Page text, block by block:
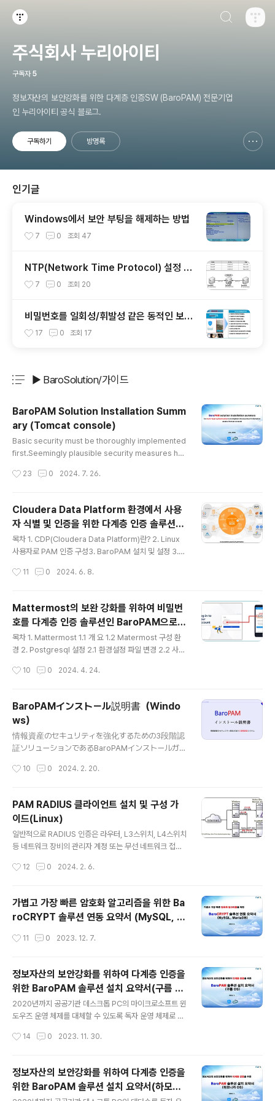
주식회사 누리아이티
구독자 5
정보자산의 보안강화를 위한 다계층 인증SW (BaroPAM) 전문기업
인 누리아이티 공식 블로그.
구독하기 방명록
인기글
Windows에서 보안 부팅을 해제하는 방법
7 0 조회 47
NTP(Network Time Protocol) 설정 가
이드
7 0 조회 20
비밀번호를 일회성/휘발성 같은 동적인 보안
솔루션으로 대체 했을 때 이점
17 0 조회 17
▶ BaroSolution/가이드
BaroPAM Solution Installation Summ
ary (Tomcat console)
Basic security must be thoroughly implemented
first.Seemingly plausible security measures hav
s that 85% of major infrastructure attacks occur
onal authentication), and the principle of least pr
ivilege. (2024 IBM Report) According to Micros
oft research,..
23 0 2024. 7. 26.
Cloudera Data Platform 환경에서 사용
자 식별 및 인증을 위한 다계층 인증 솔루션인
BaroPAM 솔루션의 적용 가이드
목차 1. CDP(Cloudera Data Platform)란? 2. Linux
사용자로 PAM 인증 구성3. BaroPAM 설치 및 설정 3.1
다운로드 3.3 BaroPAM 환경 설정 파일 생성 3.4 NTP
5.1 신규 사용자 생성 5.2 BaroPAM 환경 설정 파일 생성
5.3 Cloudera Manager 접속 테스트6. BaroPAM 적
용6.1 BaroPAM 적용 프로세스 6.2 BaroPAM 적용 화
면 6.3 본인확인 적용 프로세스 6.4 본인확인 적용 화면
11 0 2024. 6. 8.
Mattermost의 보완 강화를 위하여 비밀번
호를 다계층 인증 솔루션인 BaroPAM으로
대체 가이드
목차 1. Mattermost 1.1 개 요 1.2 Matermost 구성 환
경 2. Postgresql 설정 2.1 환경설정 파일 변경 2.2 사용
mcat 설치 3.3 BaroPAM 모듈 반영 4. Mattermost 설
bout BaroPAM 1. Mattermost1.1 개 요 Mattermost
는 파일 공유, 검색, 통합 기능을 제공하는 오픈 소스로 셀
프 호스팅이 가능한 온라인 채팅 서비스이다. 단체와 기업
을 위한 내부 채팅으로 설계되어 있으며 대부분 그 자체를
슬랙과 마이크로소프트 팀즈의 오픈 소스 대안이다. 고정
10 0 2024. 4. 24.
BaroPAMインストール説明書（Windo
ws）
情報資産のセキュリティを強化するための3段階認
証ソリューションであるBaroPAMインストールガイ
10 0 2024. 2. 20.
PAM RADIUS 클라이언트 설치 및 구성 가
이드(Linux)
일반적으로 RADIUS 인증은 라우터, L3스위치, L4스위치
등 네트워크 장비의 관리자 계정 또는 무선 네트워크 접속
버의 사용자 접속 시 인증을 위해서도 사용할 수 있다. 이는
Module)이라는 방식을 지원하기 때문에 가능하다. 이 가
이드를 사용하여 SSH 클라이언트에 대한 다중 인증(MF
A)을 Linux 또는 Unix에 허용하도록 BaroPAM 플랫폼
어플라이언스를 RADIUS 서버로 구성한다. BaroPAM 플
랫폼 어플라이언스 RADIUS 서버는 모든 RADIUS 클라
Unix 서버 또는 모든 호환 RADIU..
12 0 2024. 2. 6.
가볍고 가장 빠른 암호화 알고리즘을 위한 Ba
roCRYPT 솔루션 연동 요약서 (MySQL, M
ariaDB)
11 0 2023. 12. 7.
정보자산의 보안강화를 위하여 다계층 인증을
위한 BaroPAM 솔루션 설치 요약서(구름 O
S)
2020년까지 공공기관 데스크톱 PC의 마이크로소프트 윈
도우즈 운영 체제를 대체할 수 있도록 독자 운영 체제로 전
통신부와 한국전자통신연구원(ETRI) 산하 국가보안기술
15년도부터 개발해 온 오픈 소스 운영 체제다. 구름플랫폼
은 안전한 클라우드 기반 업무를 위한 단말 플랫폼이다 경
찰, 검찰, 군부대, 국방부 등 높은 보안성을 요구하는 기관
14 0 2023. 11. 30.
정보자산의 보안강화를 위하여 다계층 인증을
위한 BaroPAM 솔루션 설치 요약서(하모니